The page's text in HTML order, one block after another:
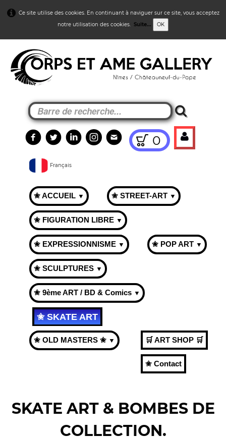
Ce site utilise des cookies. En continuant à naviguer sur ce site, vous acceptez
notre utilisation des cookies. Suite... OK
0
Français
✬ ACCUEIL ▼ ✬ STREET-ART ▼
✬ FIGURATION LIBRE ▼
✬ EXPRESSIONNISME ▼ ✬ POP ART ▼
✬ SCULPTURES ▼
✬ 9ème ART / BD & Comics ▼
✬ SKATE ART
✬ OLD MASTERS ✬ ▼ 🛒 ART SHOP 🛒
✬ Contact
SKATE ART & BOMBES DE
COLLECTION.